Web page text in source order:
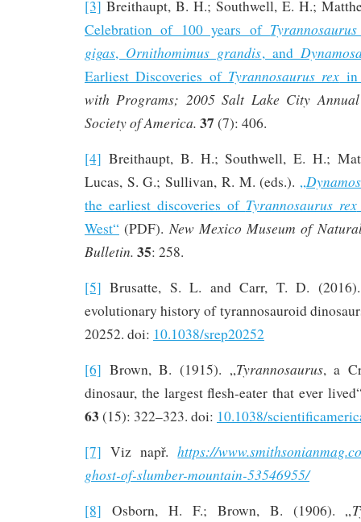
[3] Breithaupt, B. H.; Southwell, E. H.;
Celebration of 100 years of
gigas, Ornithomimus grandis, and
Earliest Discoveries of Tyrannosaurus rex in
with Programs; 2005 Salt Lake City
Society of America. 37(7): 406.
[4] Breithaupt, B. H.; Southwell, E. H.;
Lucas, S. G.; Sullivan, R. M. (eds.). „
the earliest discoveries of Tyrannosaurus rex
West“ (PDF). New Mexico Museum of
Bulletin. 35: 258.
[5] Brusatte, S. L. and Carr, T. D.
evolutionary history of tyrannosauroid
20252. doi: 10.1038/srep20252
[6] Brown, B. (1915). „Tyrannosaurus, a
dinosaur, the largest flesh-eater that ever
63 (15): 322–323. doi: 10.1038/
[7] Viz např.https://
ghost-of-slumber-mountain-53546955/
[8] Osborn, H. F.; Brown, B. (1906). „